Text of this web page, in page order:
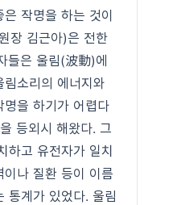
작명을 하는 것이
장 김근아)은 전한
들은 울림(波動)에
소리의 에너지와
명을 하기가 어렵다
등외시 해왔다. 그
하고 유전자가 일치
나 질환 등이 이름
통계가 있었다. 울림